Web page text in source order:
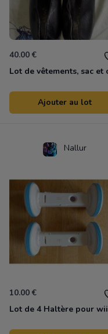
40.00 €
Ajouter au lot
Nallur
10.00 €
Lot de 4 Haltère pour wii